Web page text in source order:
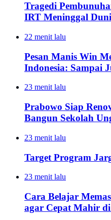
Tragedi
IRT Meninggal
22 menit lalu
Pesan Manis Win
Indonesia: Sampai
23 menit lalu
Prabowo Siap
Bangun Sekolah
23 menit lalu
Target Program
23 menit lalu
Cara Belajar
agar Cepat Mahir